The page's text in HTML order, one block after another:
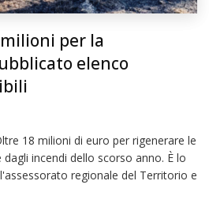
per la
elenco
18 milioni di euro per rigenerare le
incendi dello scorso anno. È lo
regionale del Territorio e